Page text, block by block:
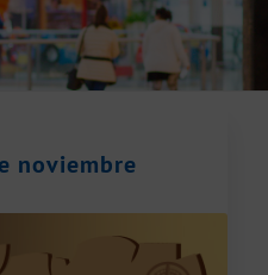
noviembre